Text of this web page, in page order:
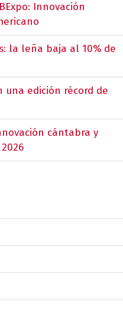
Innovación
la leña baja al 10% de
una edición récord de
cántabra y